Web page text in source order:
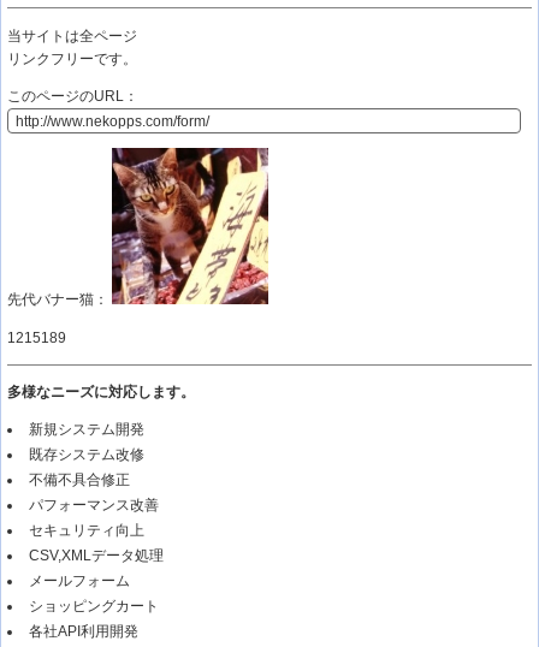
当サイトは全ページ
リンクフリーです。
このページのURL：
先代バナー猫：
1215189
多様なニーズに対応します。
新規システム開発
既存システム改修
不備不具合修正
パフォーマンス改善
セキュリティ向上
CSV,XMLデータ処理
メールフォーム
ショッピングカート
各社API利用開発